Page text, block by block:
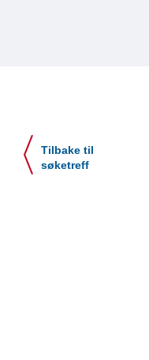
Tilbake til
søketreff